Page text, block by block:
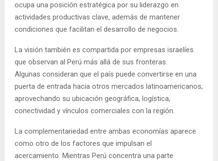
ocupa una posición estratégica por su liderazgo en
actividades productivas clave, además de mantener
condiciones que facilitan el desarrollo de negocios.
La visión también es compartida por empresas israelíes
que observan al Perú más allá de sus fronteras.
Algunas consideran que el país puede convertirse en una
puerta de entrada hacia otros mercados latinoamericanos,
aprovechando su ubicación geográfica, logística,
conectividad y vínculos comerciales con la región.
La complementariedad entre ambas economías aparece
como otro de los factores que impulsan el
acercamiento. Mientras Perú concentra una parte